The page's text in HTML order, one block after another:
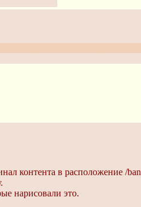
контента в расположение /
нарисовали это.